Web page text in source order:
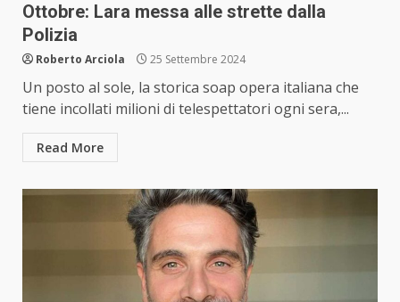
Ottobre: Lara messa alle strette dalla
Polizia
Roberto Arciola 25 Settembre 2024
Un posto al sole, la storica soap opera italiana che
tiene incollati milioni di telespettatori ogni sera,...
Read More